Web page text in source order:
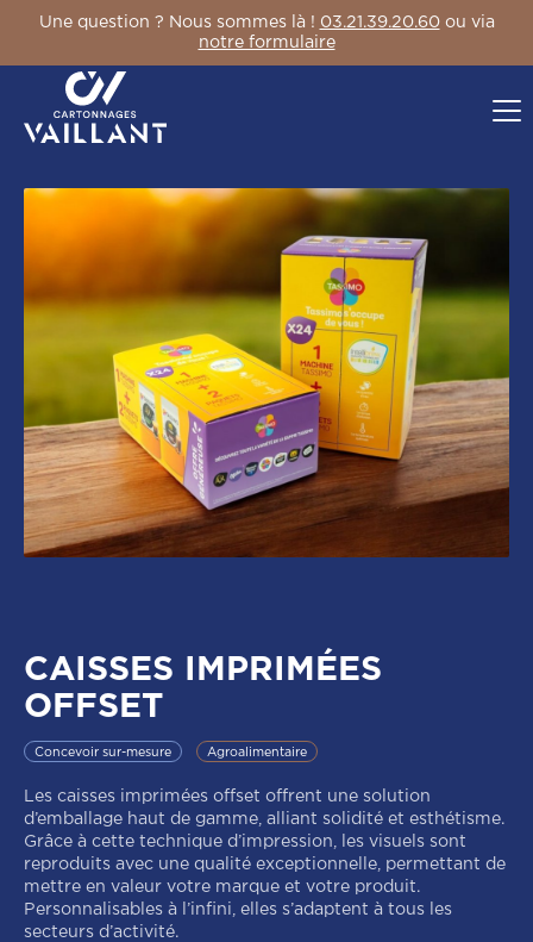
Une question ? Nous sommes là ! 03.21.39.20.60ou via
notre formulaire
CAISSES IMPRIMÉES
OFFSET
Concevoir sur-mesure Agroalimentaire
Les caisses imprimées offset offrent une solution
d’emballage haut de gamme, alliant solidité et esthétisme.
Grâce à cette technique d’impression, les visuels sont
reproduits avec une qualité exceptionnelle, permettant de
mettre en valeur votre marque et votre produit.
Personnalisables à l’infini, elles s’adaptent à tous les
secteurs d’activité.